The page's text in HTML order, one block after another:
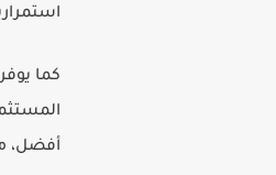
كما
أفضل،